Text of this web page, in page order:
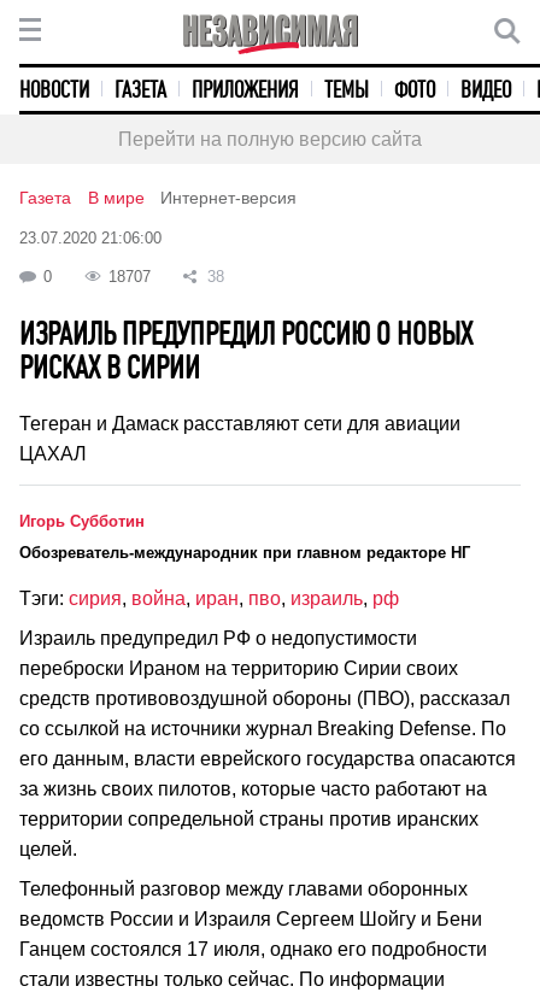
НОВОСТИ ГАЗЕТА ПРИЛОЖЕНИЯ ТЕМЫ ФОТО ВИДЕО
Перейти на полную версию сайта
Газета В мире Интернет-версия
23.07.2020 21:06:00
0 18707 38
ИЗРАИЛЬ ПРЕДУПРЕДИЛ РОССИЮ О НОВЫХ
РИСКАХ В СИРИИ
Тегеран и Дамаск расставляют сети для авиации
ЦАХАЛ
Игорь Субботин
Обозреватель-международник при главном редакторе НГ
Тэги: сирия, война, иран, пво, израиль, рф
Израиль предупредил РФ о недопустимости
переброски Ираном на территорию Сирии своих
средств противовоздушной обороны (ПВО), рассказал
со ссылкой на источники журнал Breaking Defense. По
его данным, власти еврейского государства опасаются
за жизнь своих пилотов, которые часто работают на
территории сопредельной страны против иранских
целей.
Телефонный разговор между главами оборонных
ведомств России и Израиля Сергеем Шойгу и Бени
Ганцем состоялся 17 июля, однако его подробности
стали известны только сейчас. По информации